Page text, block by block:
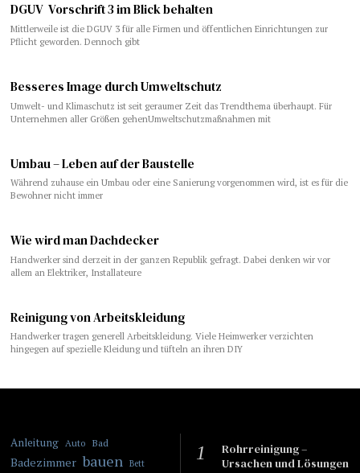
DGUV Vorschrift 3 im Blick behalten
Mittlerweile ist die DGUV 3 für alle Firmen und öffentlichen Einrichtungen zur
Pflicht geworden. Dennoch gibt
Besseres Image durch Umweltschutz
Umwelt- und Klimaschutz ist seit geraumer Zeit das Trendthema überhaupt. Für
Unternehmen aller Größen gehenUmweltschutzmaßnahmen mit
Umbau – Leben auf der Baustelle
Während zuhause ein Umbau oder eine Sanierung vorgenommen wird, ist es für die
Bewohner nicht immer
Wie wird man Dachdecker
Handwerker sind derzeit in der ganzen Republik gefragt. Dabei denken wir vor
allem an Elektriker, Installateure
Reinigung von Arbeitskleidung
Handwerker tragen generell Arbeitskleidung. Viele Heimwerker verzichten
hingegen auf spezielle Kleidung und tüfteln an ihren DIY
Anleitung Auto Bad
Badezimmer bauen
Bett
Rohrreinigung –
Ursachen und Lösungen